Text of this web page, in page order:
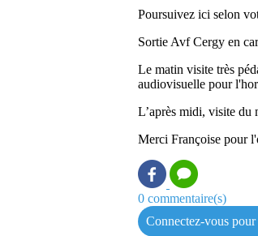
Poursuivez ici selon
Sortie Avf Cergy en
Le matin visite très
audiovisuelle pour
L’après midi, visite du
Merci Françoise pour
0 commentaire(s)
Connectez-vous